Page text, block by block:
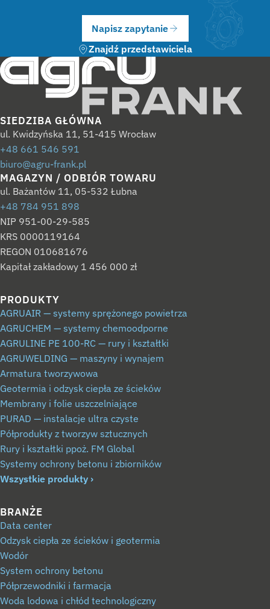
Napisz zapytanie
Znajdź przedstawiciela
SIEDZIBA GŁÓWNA
ul. Kwidzyńska 11, 51-415 Wrocław
+48 661 546 591
biuro@agru-frank.pl
MAGAZYN / ODBIÓR TOWARU
ul. Bażantów 11, 05-532 Łubna
+48 784 951 898
NIP 951-00-29-585
KRS 0000119164
REGON 010681676
Kapitał zakładowy 1 456 000 zł
PRODUKTY
AGRUAIR — systemy sprężonego powietrza
AGRUCHEM — systemy chemoodporne
AGRULINE PE 100-RC — rury i kształtki
AGRUWELDING — maszyny i wynajem
Armatura tworzywowa
Geotermia i odzysk ciepła ze ścieków
Membrany i folie uszczelniające
PURAD — instalacje ultra czyste
Półprodukty z tworzyw sztucznych
Rury i kształtki ppoż. FM Global
Systemy ochrony betonu i zbiorników
Wszystkie produkty
BRANŻE
Data center
Odzysk ciepła ze ścieków i geotermia
Wodór
System ochrony betonu
Półprzewodniki i farmacja
Woda lodowa i chłód technologiczny